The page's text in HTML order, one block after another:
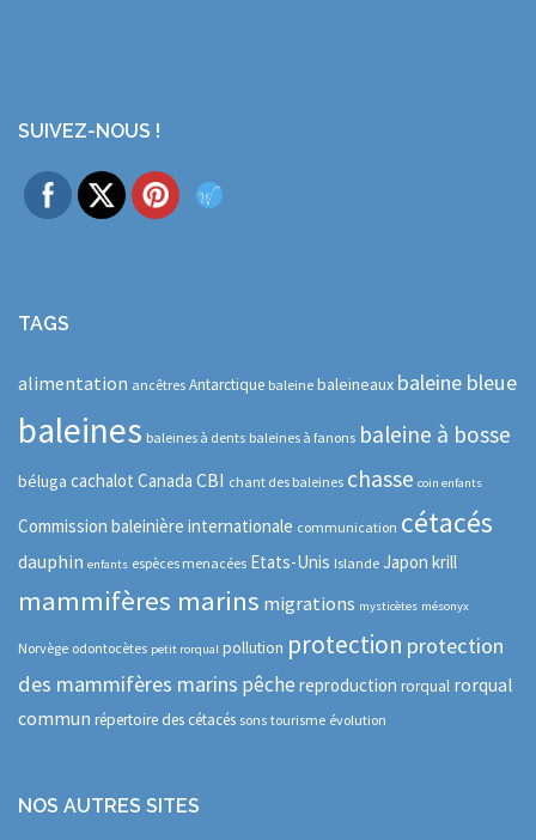
SUIVEZ-NOUS !
TAGS
alimentation ancêtres Antarctique baleine baleineaux baleine bleue
baleines baleines à dents baleines à fanons baleine à bosse
béluga cachalot Canada CBI chant des baleines chasse coin enfants
Commission baleinière internationale communication cétacés
dauphin enfants espèces menacées Etats-Unis Islande Japon krill
mammifères marins migrations mysticètes mésonyx
Norvège odontocètes petit rorqual pollution protection protection
des mammifères marins pêche reproduction rorqual rorqual
commun répertoire des cétacés sons tourisme évolution
NOS AUTRES SITES